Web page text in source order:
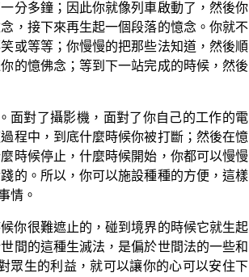
分多鐘；因此你就像列車啟動了，然後你
，接下來再生起一個段落的憶念。你就不
或等等；你慢慢的把那些法知道，然後順
的憶佛念；等到下一站完成的時候，然後
面對了攝影機，面對了你自己的工作的電
程中，到底什麼時候你被打斷；然後在憶
時候停止，什麼時候開始，你都可以慢慢
的。所以，你可以施設種種的方便，這樣
情。
你很難遮止的，碰到境界的時候它就生起
間的這種生滅法，是偏於世間法的一些和
眾生的利益，就可以讓你的心可以安住下